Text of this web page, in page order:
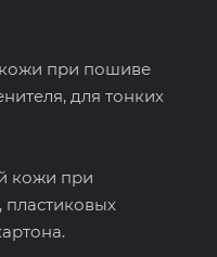
при пошиве
для тонких
кожи при
пластиковых